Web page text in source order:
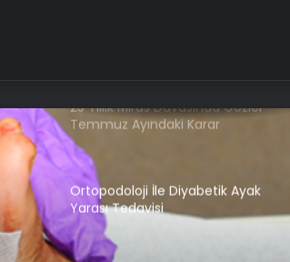
25 Yıllık Miras Davasında Gözler
Temmuz Ayındaki Karar
Duruşmasına Çevrildi
Ortopodoloji İle Diyabetik Ayak
Yarası Tedavisi